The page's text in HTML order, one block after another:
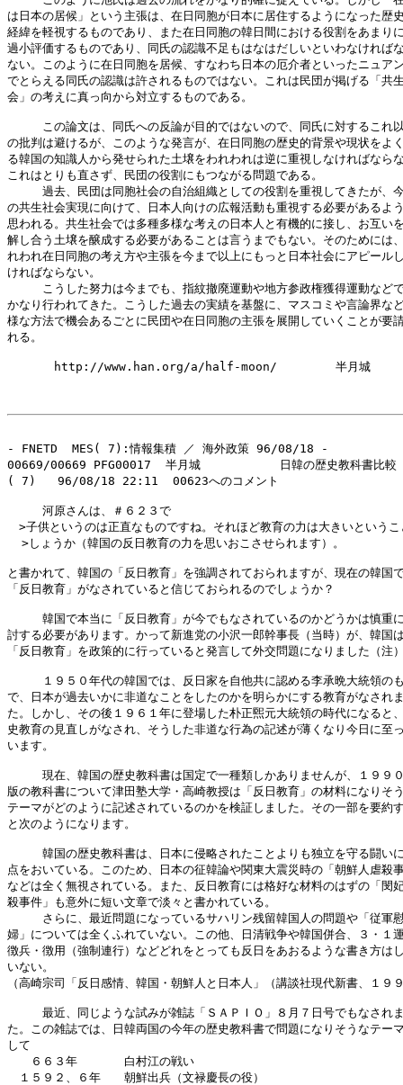
は日本の居候」という主張は、在日同胞が日本に居住するようになった歴
経緯を軽視するものであり、また在日同胞の韓日間における役割をあまり
過小評価するものであり、同氏の認識不足もはなはだしいといわなければ
ない。このように在日同胞を居候、すなわち日本の厄介者といったニュア
でとらえる同氏の認識は許されるものではない。これは民団が掲げる「共
会」の考えに真っ向から対立するものである。
この論文は、同氏への反論が目的ではないので、同氏に対するこれ
の批判は避けるが、このような発言が、在日同胞の歴史的背景や現状をよ
る韓国の知識人から発せられた土壌をわれわれは逆に重視しなければなら
これはとりも直さず、民団の役割にもつながる問題である。
過去、民団は同胞社会の自治組織としての役割を重視してきたが、
の共生社会実現に向けて、日本人向けの広報活動も重視する必要があるよ
思われる。共生社会では多種多様な考えの日本人と有機的に接し、お互い
解し合う土壌を醸成する必要があることは言うまでもない。そのためには
れわれ在日同胞の考え方や主張を今まで以上にもっと日本社会にアピール
ければならない。
こうした努力は今までも、指紋撤廃運動や地方参政権獲得運動など
かなり行われてきた。こうした過去の実績を基盤に、マスコミや言論界な
様な方法で機会あるごとに民団や在日同胞の主張を展開していくことが要
れる。
http://www.han.org/a/half-moon/　　　　　半月城
- FNETD  MES( 7):情報集積 ／ 海外政策 96/08/18 -
00669/00669 PFG00017  半月城           日韓の歴史教科書比較
( 7)   96/08/18 22:11  00623へのコメント
河原さんは、＃６２３で
>子供というのは正直なものですね。それほど教育の力は大きいというこ
  >しょうか（韓国の反日教育の力を思いおこさせられます）。
と書かれて、韓国の「反日教育」を強調されておられますが、現在の韓国
「反日教育」がなされていると信じておられるのでしょうか？
韓国で本当に「反日教育」が今でもなされているのかどうかは慎重
討する必要があります。かって新進党の小沢一郎幹事長（当時）が、韓国
「反日教育」を政策的に行っていると発言して外交問題になりました（注
１９５０年代の韓国では、反日家を自他共に認める李承晩大統領の
で、日本が過去いかに非道なことをしたのかを明らかにする教育がなされ
た。しかし、その後１９６１年に登場した朴正煕元大統領の時代になると
史教育の見直しがなされ、そうした非道な行為の記述が薄くなり今日に至
います。
現在、韓国の歴史教科書は国定で一種類しかありませんが、１９９
版の教科書について津田塾大学・高崎教授は「反日教育」の材料になりそ
テーマがどのように記述されているのかを検証しました。その一部を要約
と次のようになります。
韓国の歴史教科書は、日本に侵略されたことよりも独立を守る闘い
点をおいている。このため、日本の征韓論や関東大震災時の「朝鮮人虐殺
などは全く無視されている。また、反日教育には格好な材料のはずの「閔
殺事件」も意外に短い文章で淡々と書かれている。
さらに、最近問題になっているサハリン残留韓国人の問題や「従軍
婦」については全くふれていない。この他、日清戦争や韓国併合、３・１
徴兵・徴用（強制連行）などどれをとっても反日をあおるような書き方は
いない。
（高崎宗司「反日感情、韓国・朝鮮人と日本人」（講談社現代新書、１９
最近、同じような試みが雑誌「ＳＡＰＩＯ」８月７日号でもなされ
た。この雑誌では、日韓両国の今年の歴史教科書で問題になりそうなテー
して
６６３年　　　　白村江の戦い
１５９２、６年　　朝鮮出兵（文禄慶長の役）